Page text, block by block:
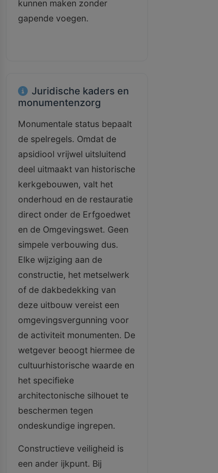
kunnen maken zonder
gapende voegen.
Juridische kaders en
monumentenzorg
Monumentale status bepaalt
de spelregels. Omdat de
apsidiool vrijwel uitsluitend
deel uitmaakt van historische
kerkgebouwen, valt het
onderhoud en de restauratie
direct onder de Erfgoedwet
en de Omgevingswet. Geen
simpele verbouwing dus.
Elke wijziging aan de
constructie, het metselwerk
of de dakbedekking van
deze uitbouw vereist een
omgevingsvergunning voor
de activiteit monumenten. De
wetgever beoogt hiermee de
cultuurhistorische waarde en
het specifieke
architectonische silhouet te
beschermen tegen
ondeskundige ingrepen.
Constructieve veiligheid is
een ander ijkpunt. Bij